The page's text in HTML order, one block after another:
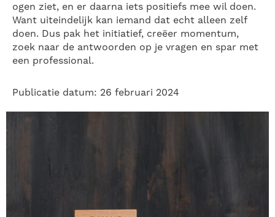
ogen ziet, en er daarna iets positiefs mee wil doen.
Want uiteindelijk kan iemand dat echt alleen zelf
doen. Dus pak het initiatief, creëer momentum,
zoek naar de antwoorden op je vragen en spar met
een professional.
Publicatie datum: 26 februari 2024